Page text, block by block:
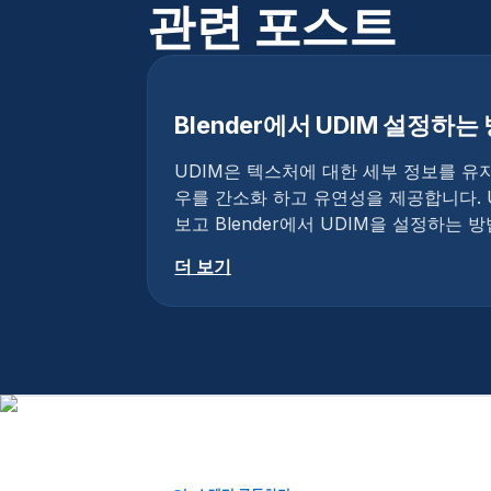
관련 포스트
Blender에서 UDIM 설정하는
UDIM은 텍스처에 대한 세부 정보를 유
우를 간소화 하고 유연성을 제공합니다
보고 Blender에서 UDIM을 설정하는 방
더 보기